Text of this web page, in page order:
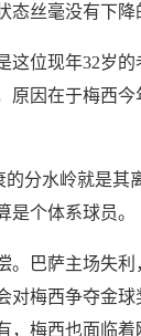
态丝毫没有下
这位现年32岁
因在于梅西
分水岭就是
个体系球员。
。巴萨主场失
梅西争夺金
梅西也面临着